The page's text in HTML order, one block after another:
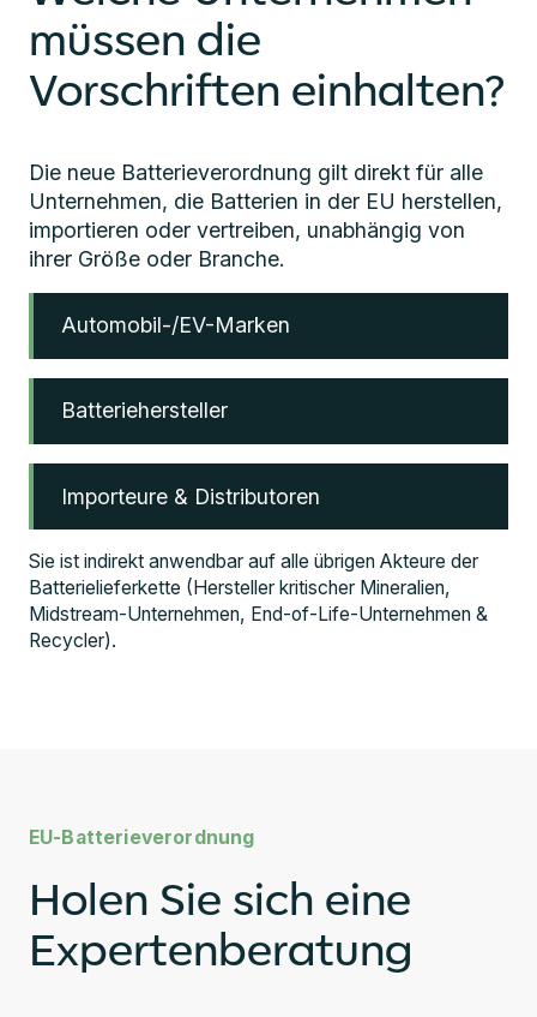
müssen die
Vorschriften einhalten?
Die neue Batterieverordnung gilt direkt für alle
Unternehmen, die Batterien in der EU herstellen,
importieren oder vertreiben, unabhängig von
ihrer Größe oder Branche.
Automobil-/EV-Marken
Batteriehersteller
Importeure & Distributoren
Sie ist indirekt anwendbar auf alle übrigen Akteure der
Batterielieferkette (Hersteller kritischer Mineralien,
Midstream-Unternehmen, End-of-Life-Unternehmen &
Recycler).
EU-Batterieverordnung
Holen Sie sich eine
Expertenberatung